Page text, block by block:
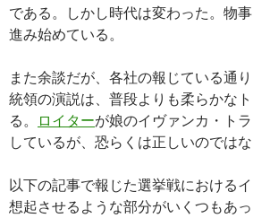
である。しかし時代は変わった。物
進み始めている。
また余談だが、各社の報じている通
統領の演説は、普段よりも柔らかな
る。
ロイターが娘のイヴァンカ・ト
しているが、恐らくは正しいのではな
以下の記事で報じた選挙戦における
想起させるような部分がいくつもあ